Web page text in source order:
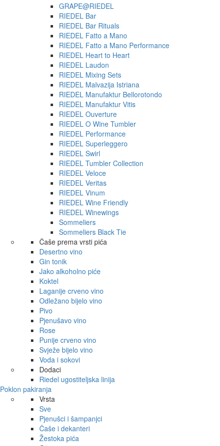
GRAPE@RIEDEL
RIEDEL Bar
RIEDEL Bar Rituals
RIEDEL Fatto a Mano
RIEDEL Fatto a Mano Performance
RIEDEL Heart to Heart
RIEDEL Laudon
RIEDEL Mixing Sets
RIEDEL Malvazija Istriana
RIEDEL Manufaktur Bellorotondo
RIEDEL Manufaktur Vitis
RIEDEL Ouverture
RIEDEL O Wine Tumbler
RIEDEL Performance
RIEDEL Superleggero
RIEDEL Swirl
RIEDEL Tumbler Collection
RIEDEL Veloce
RIEDEL Veritas
RIEDEL Vinum
RIEDEL Wine Friendly
RIEDEL Winewings
Sommeliers
Sommeliers Black Tie
Čaše prema vrsti pića
Desertno vino
Gin tonik
Jako alkoholno piće
Koktel
Laganije crveno vino
Odležano bijelo vino
Pivo
Pjenušavo vino
Rose
Punije crveno vino
Svježe bijelo vino
Voda i sokovi
Dodaci
Riedel ugostiteljska linija
Poklon pakiranja
Vrsta
Sve
Pjenušci i šampanjci
Čaše i dekanteri
Žestoka pića